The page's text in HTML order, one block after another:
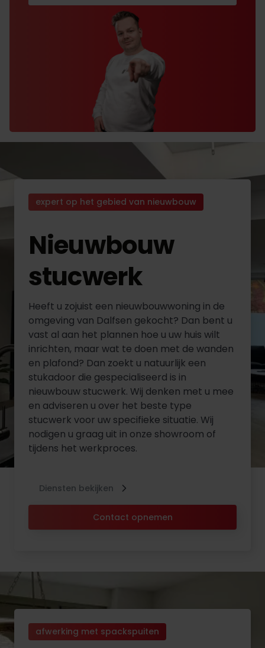
expert op het gebied van nieuwbouw
Nieuwbouw
stucwerk
Heeft u zojuist een nieuwbouwwoning in de
omgeving van Dalfsen gekocht? Dan bent u
vast al aan het plannen hoe u uw huis wilt
inrichten, maar wat te doen met de wanden
en plafond? Dan zoekt u natuurlijk een
stukadoor die gespecialiseerd is in
nieuwbouw stucwerk. Wij denken met u mee
en adviseren u over het beste type
stucwerk voor uw specifieke situatie. Wij
nodigen u graag uit in onze showroom of
tijdens het werkproces.
Contact opnemen
Diensten bekijken
afwerking met spackspuiten